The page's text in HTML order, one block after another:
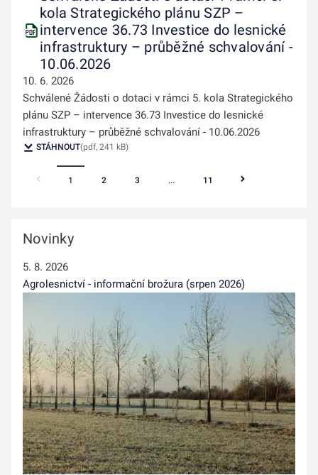
kola Strategického plánu SZP –
intervence 36.73 Investice do lesnické
infrastruktury – průběžné schvalování -
10.06.2026
10. 6. 2026
Schválené Žádosti o dotaci v rámci 5. kola Strategického
plánu SZP – intervence 36.73 Investice do lesnické
infrastruktury – průběžné schvalování - 10.06.2026
STÁHNOUT(pdf, 241 kB)
1 2 3 ... 11
Novinky
5. 8. 2026
Agrolesnictví - informační brožura (srpen 2026)